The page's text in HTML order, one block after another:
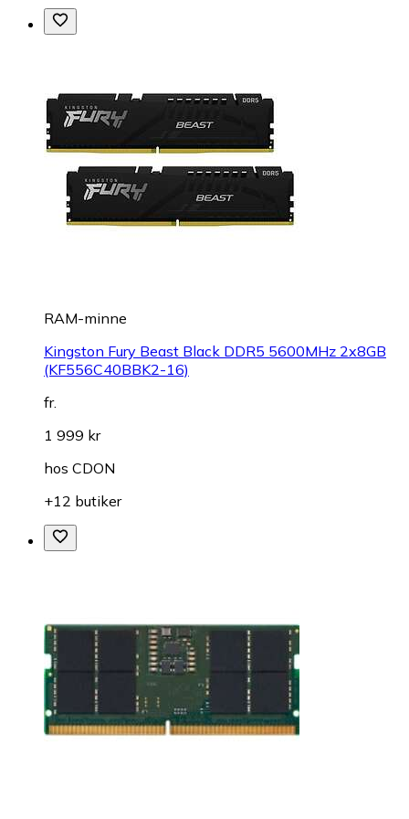
RAM-minne
Kingston Fury Beast Black DDR5 5600MHz 2x8GB
(KF556C40BBK2-16)
fr.
1 999 kr
hos CDON
+12 butiker